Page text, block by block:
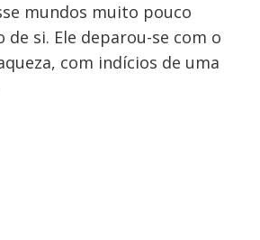
mundos muito pouco
si. Ele deparou-se com o
com indícios de uma